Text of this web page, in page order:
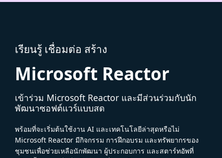
เรียนรู้ เชื่อมต่อ สร้าง
Microsoft Reactor
เข้าร่วม Microsoft Reactor และมีส่วนร่วมกับนัก
พัฒนาซอฟต์แวร์แบบสด
พร้อมที่จะเริ่มต้นใช้งาน AI และเทคโนโลยีล่าสุดหรือไม่
Microsoft Reactor มีกิจกรรม การฝึกอบรม และทรัพยากรของ
ชุมชนเพื่อช่วยเหลือนักพัฒนา ผู้ประกอบการ และสตาร์ทอัพที่